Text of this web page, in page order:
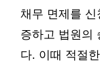
채무 면제를
증하고 법원의
다. 이때 적절